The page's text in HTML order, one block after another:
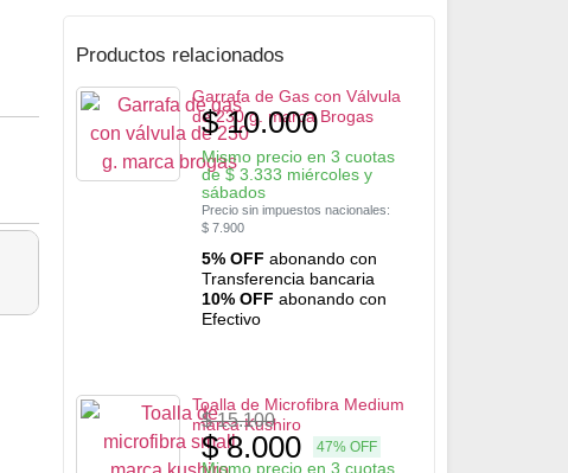
Productos relacionados
Garrafa de Gas con Válvula
de 230 g. marca Brogas
$10.000
Mismo precio en 3 cuotas
de$3.333 miércoles y
sábados
Precio sin impuestos nacionales:
$7.900
5% OFF abonando con
Transferencia bancaria
10% OFF abonando con
Efectivo
Toalla de Microfibra Medium
marca Kushiro
$15.100
$8.000 47% OFF
Mismo precio en 3 cuotas